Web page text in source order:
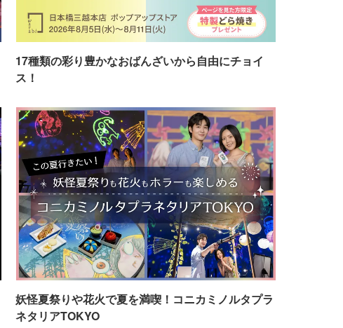
17種類の彩り豊かなおばんざいから自由にチョイ
ス！
妖怪夏祭りや花火で夏を満喫！コニカミノルタプラ
ネタリアTOKYO